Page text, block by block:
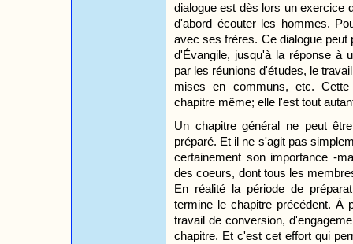
dialogue est dès lors un exercice
d'abord écouter les hommes.
avec ses frères. Ce dialogue peut
d'Évangile, jusqu'à la réponse à
par les réunions d'études, le
mises en communs, etc.
chapitre même; elle l'est tout
Un chapitre général ne peut
préparé. Et il ne s'agit pas
certainement son importance -
des coeurs, dont tous les
En réalité la période de
termine le chapitre précédent. À
travail de conversion,
chapitre. Et c'est cet effort qui